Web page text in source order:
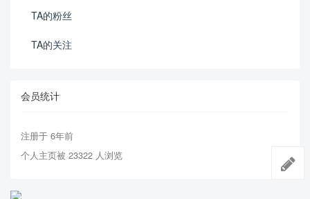
TA的粉丝
TA的关注
会员统计
注册于 6年前
个人主页被 23322 人浏览